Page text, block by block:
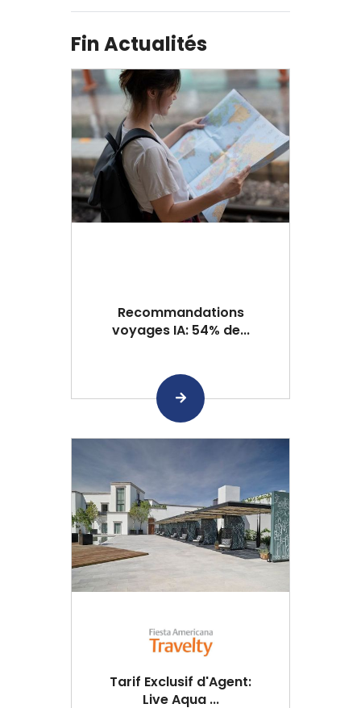
Fin Actualités
Recommandations
voyages IA: 54% de...
Tarif Exclusif d'Agent:
Live Aqua ...